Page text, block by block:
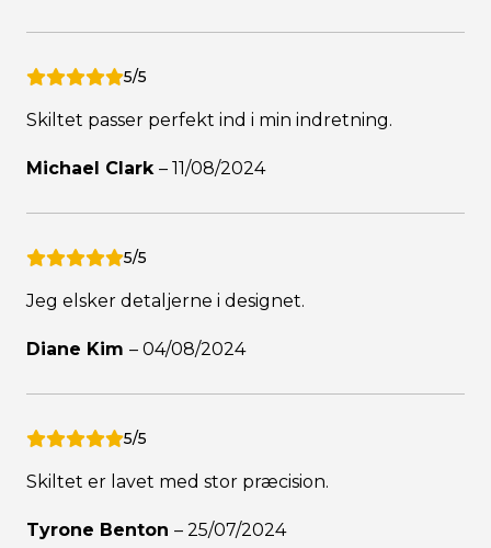
5/5
Skiltet passer perfekt ind i min indretning.
Michael Clark – 11/08/2024
5/5
Jeg elsker detaljerne i designet.
Diane Kim – 04/08/2024
5/5
Skiltet er lavet med stor præcision.
Tyrone Benton – 25/07/2024